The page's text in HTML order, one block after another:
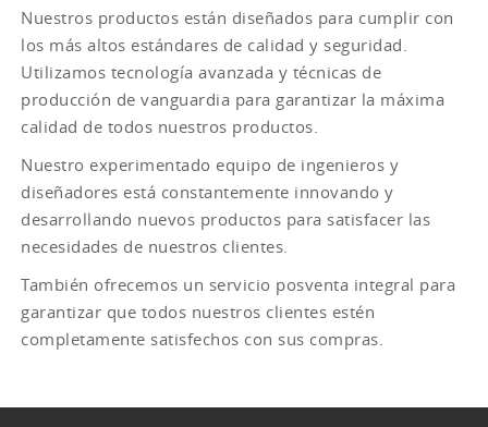
Nuestros productos están diseñados para cumplir con
los más altos estándares de calidad y seguridad.
Utilizamos tecnología avanzada y técnicas de
producción de vanguardia para garantizar la máxima
calidad de todos nuestros productos.
Nuestro experimentado equipo de ingenieros y
diseñadores está constantemente innovando y
desarrollando nuevos productos para satisfacer las
necesidades de nuestros clientes.
También ofrecemos un servicio posventa integral para
garantizar que todos nuestros clientes estén
completamente satisfechos con sus compras.